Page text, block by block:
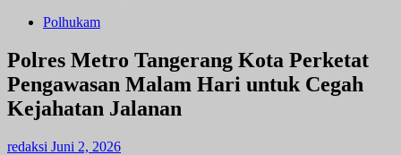
Polhukam
Polres Metro Tangerang Kota Perketat
Pengawasan Malam Hari untuk Cegah
Kejahatan Jalanan
redaksi Juni 2, 2026